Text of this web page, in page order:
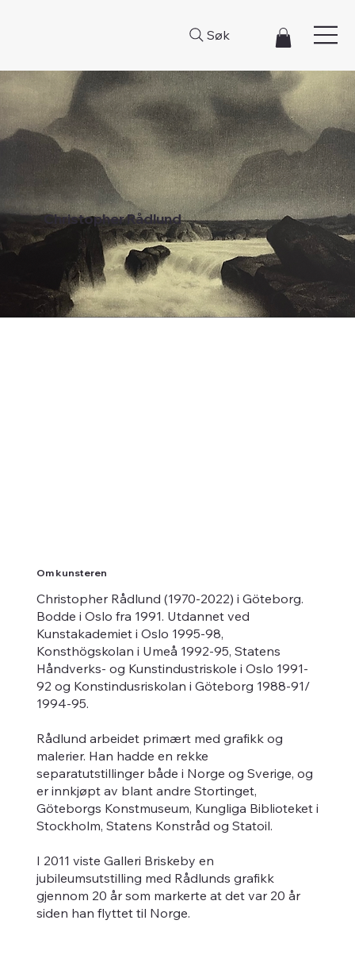
Søk
Christopher Rådlund
Om kunsteren
Christopher Rådlund (1970-2022) i Göteborg.
Bodde i Oslo fra 1991. Utdannet ved
Kunstakademiet i Oslo 1995-98,
Konsthögskolan i Umeå 1992-95, Statens
Håndverks- og Kunstindustriskole i Oslo 1991-
92 og Konstindusriskolan i Göteborg 1988-91/
1994-95.
Rådlund arbeidet primært med grafikk og
malerier. Han hadde en rekke
separatutstillinger både i Norge og Sverige, og
er innkjøpt av blant andre Stortinget,
Göteborgs Konstmuseum, Kungliga Biblioteket i
Stockholm, Statens Konstråd og Statoil.
I 2011 viste Galleri Briskeby en
jubileumsutstilling med Rådlunds grafikk
gjennom 20 år som markerte at det var 20 år
siden han flyttet til Norge.